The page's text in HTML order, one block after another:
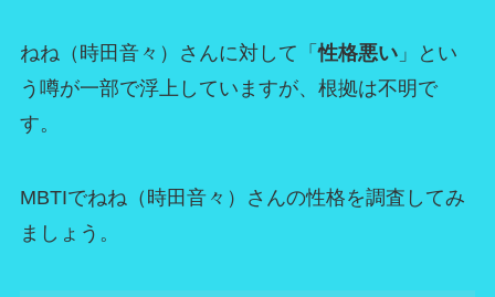
ねね（時田音々）さんに対して「性格悪い」とい
う噂が一部で浮上していますが、根拠は不明で
す。
MBTIでねね（時田音々）さんの性格を調査してみ
ましょう。